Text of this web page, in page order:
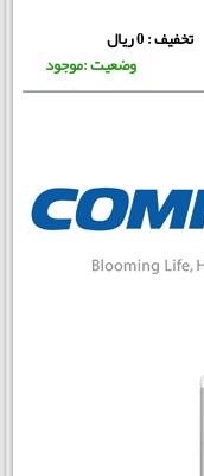
تخفیف : 0 ریال
وضعیت :موجود